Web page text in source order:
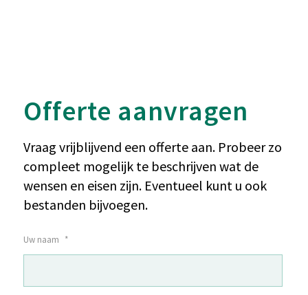
Offerte aanvragen
Vraag vrijblijvend een offerte aan. Probeer zo
compleet mogelijk te beschrijven wat de
wensen en eisen zijn. Eventueel kunt u ook
bestanden bijvoegen.
Uw naam *